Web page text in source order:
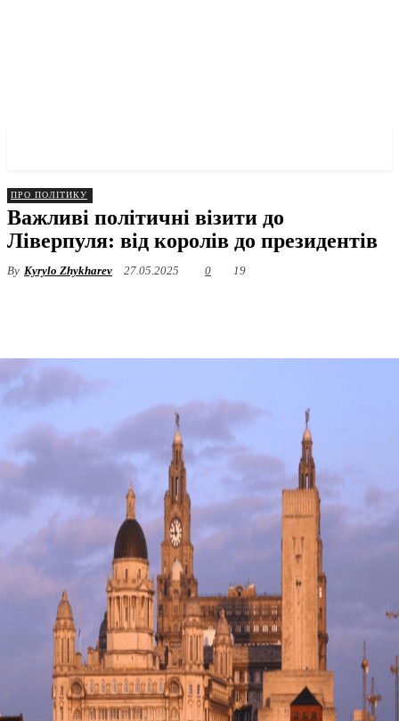
ПРО ПОЛІТИКУ
Важливі політичні візити до
Ліверпуля: від королів до президентів
By Kyrylo Zhykharev 27.05.2025 0 19